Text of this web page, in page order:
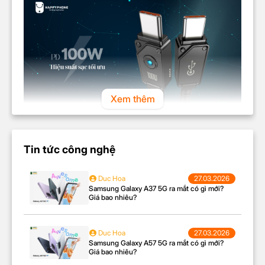
Đảm bảo hiệu suất tối ưu
với công suất 100W và
tốc độ truyền tải
480Mbps
Cáp sạc Type C to C Baseus Unbreakable hỗ trợ
công suất lên đến 100W, giúp sạc nhanh các thiết bị
Xem thêm
Tin tức công nghệ
Duc Hoa
27.03.2026
Samsung Galaxy A37 5G ra mắt có gì mới?
Giá bao nhiêu?
Duc Hoa
27.03.2026
Samsung Galaxy A57 5G ra mắt có gì mới?
Giá bao nhiêu?